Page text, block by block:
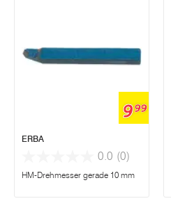
999
ERBA
0.0 (0)
HM-Drehmesser gerade 10 mm